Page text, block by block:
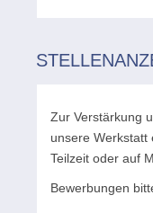
Zur Verstärkung
unsere Werkstatt
Teilzeit oder auf
Bewerbungen